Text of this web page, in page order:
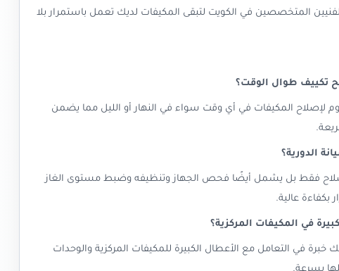
المتخصصين في الكويت لتبقى المكيفات لديك تعمل باستمرار بلا
تكييف طوال الوقت؟
لإصلاح المكيفات في أي وقت سواء في النهار أو الليل مما يضمن
الدورية؟
فقط بل يشمل أيضًا فحص الجهاز وتنظيفه وضبط مستوى الغاز
بكفاءة عالية.
في المكيفات المركزية؟
في التعامل مع الأعطال الكبيرة للمكيفات المركزية والوحدات